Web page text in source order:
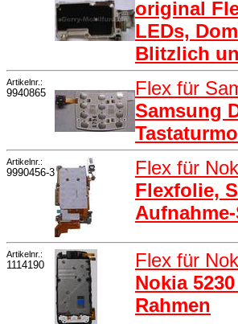
original
LEDs,
Blitzlich
Artikelnr.:
9940865 Flex für
Samsung
Artikelnr.:
9990456-3 Flex für
Flexfolie,
Artikelnr.:
1114190 Flex für
Nokia
Rahmen